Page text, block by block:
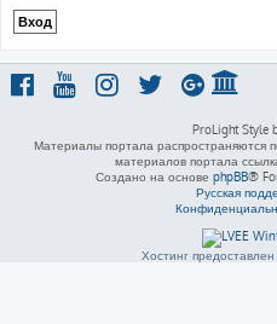
ProLight Style
Материалы портала распространяются
материалов портала
Создано на основе phpBB®
Русская
Хостинг